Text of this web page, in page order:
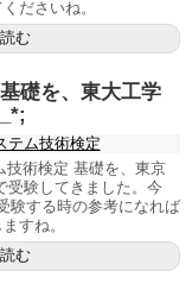
ださいね。
む
礎を、東大工学
テム技術検定
技術検定 基礎を、東京
受験してきました。今
験する時の参考になれば
すね。
む